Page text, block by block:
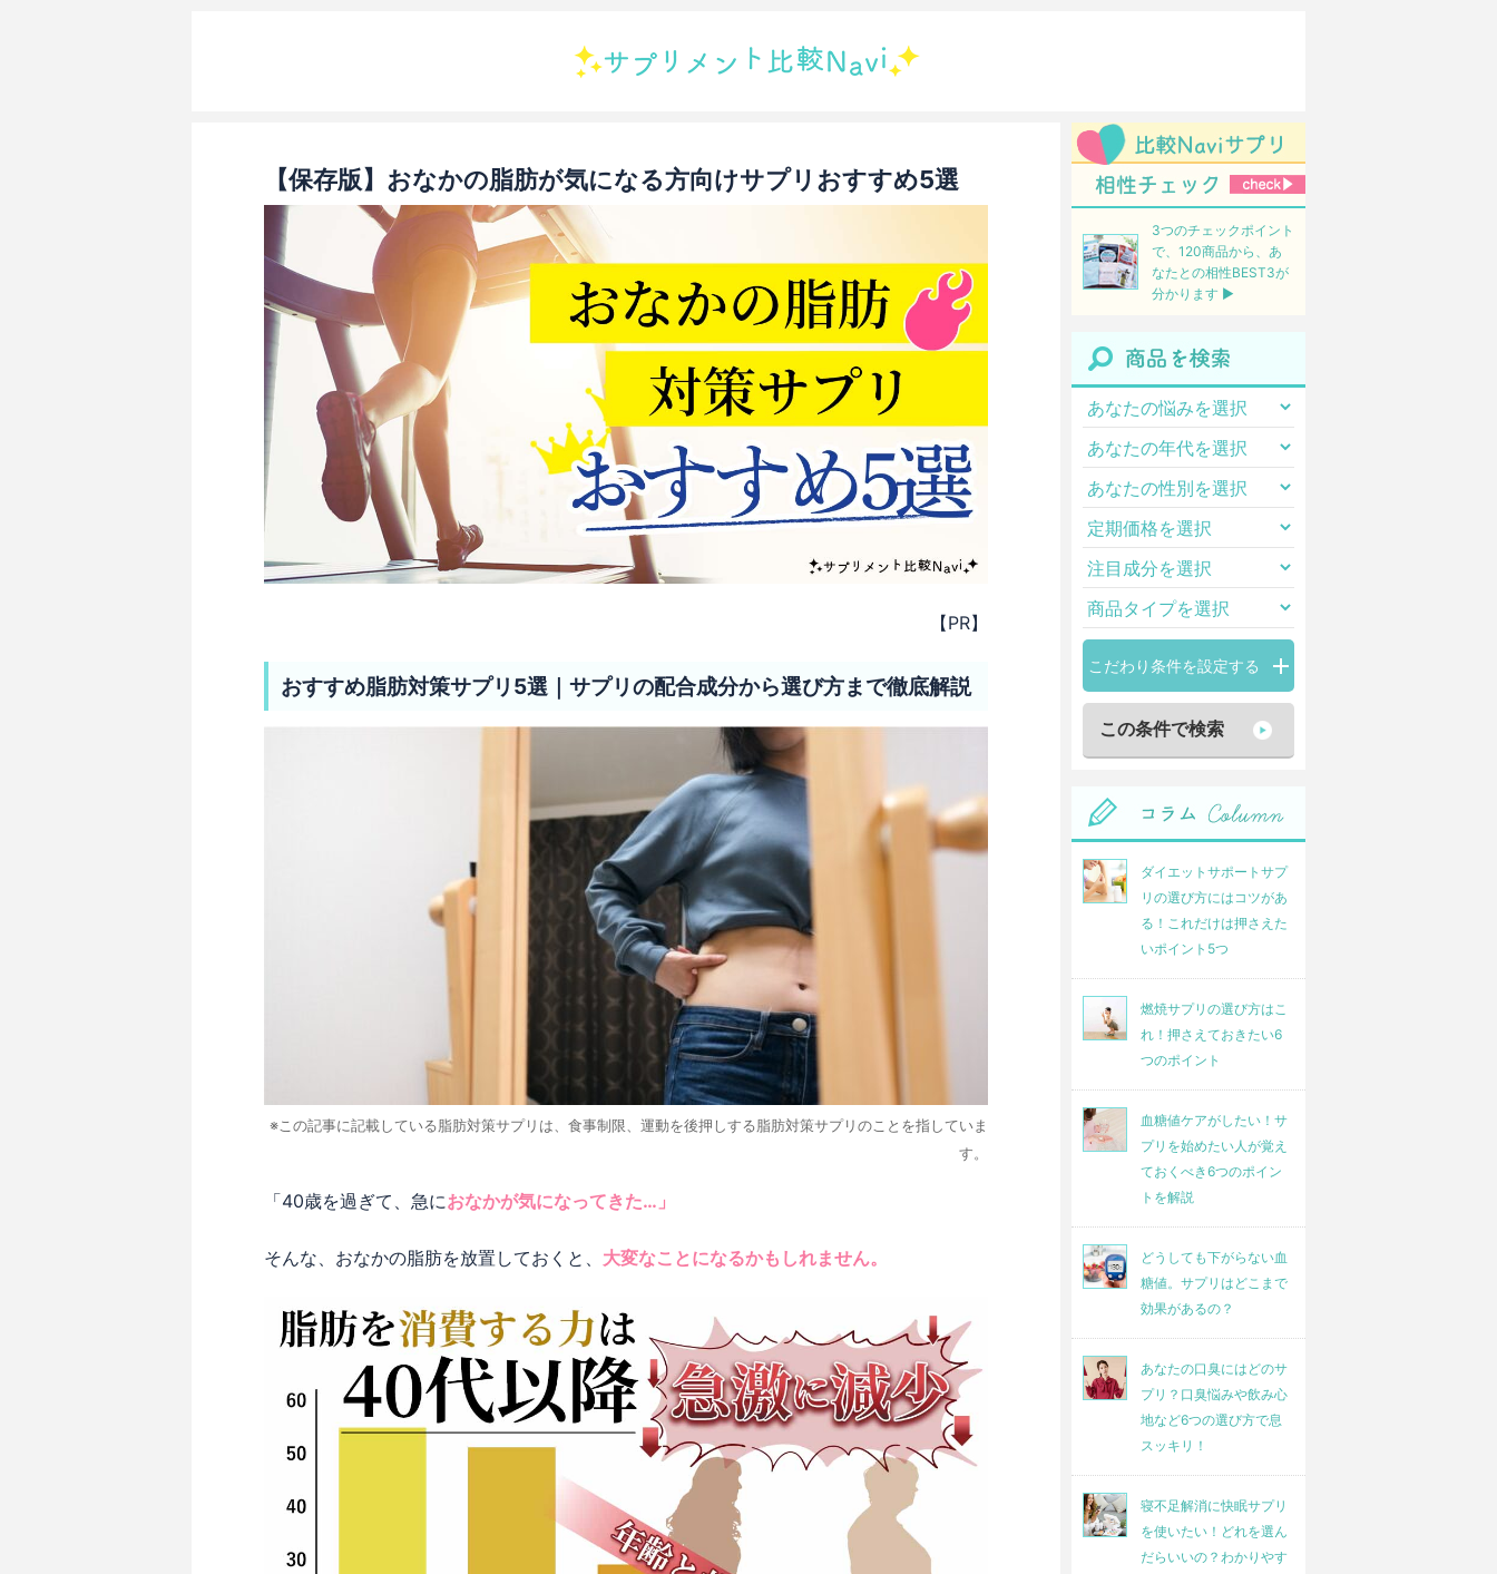
【保存版】おなかの脂肪が気になる方向けサプリおすすめ5選
【PR】
おすすめ脂肪対策サプリ5選｜サプリの配合成分から選び方まで徹底解説
※この記事に記載している脂肪対策サプリは、食事制限、運動を後押しする脂肪対策サプリのことを指していま
す。
「40歳を過ぎて、急におなかが気になってきた…」
そんな、おなかの脂肪を放置しておくと、 大変なことになるかもしれません。
3つのチェックポイント
で、120商品から、あ
なたとの相性BEST3が
分かります ▶︎
こだわり条件を設定する
ダイエットサポートサプ
リの選び方にはコツがあ
る！これだけは押さえた
いポイント5つ
燃焼サプリの選び方はこ
れ！押さえておきたい6
つのポイント
血糖値ケアがしたい！サ
プリを始めたい人が覚え
ておくべき6つのポイン
トを解説
どうしても下がらない血
糖値。サプリはどこまで
効果があるの？
あなたの口臭にはどのサ
プリ？口臭悩みや飲み心
地など6つの選び方で息
スッキリ！
寝不足解消に快眠サプリ
を使いたい！どれを選ん
だらいいの？わかりやす